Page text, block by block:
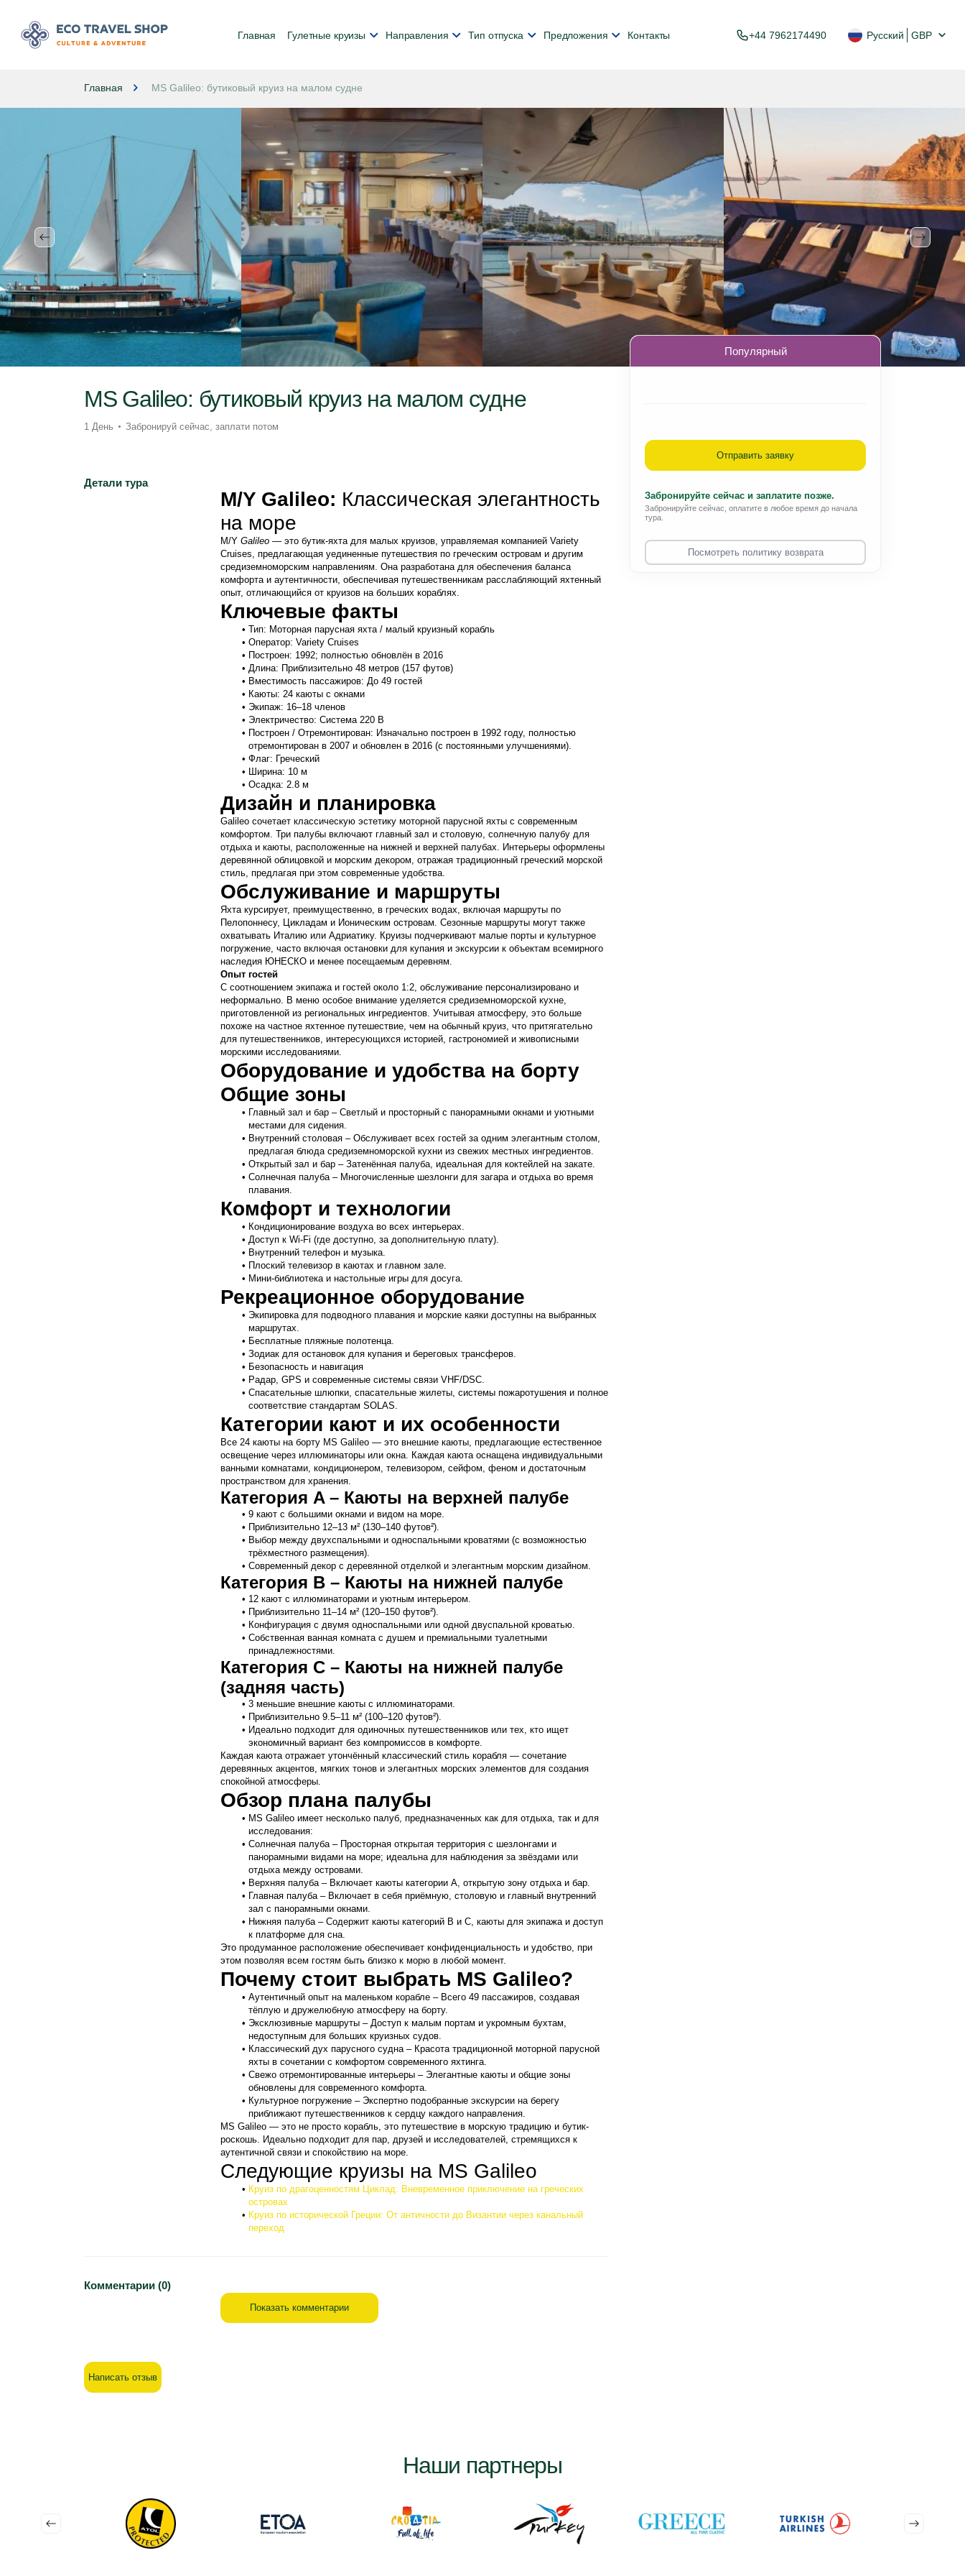
Главная Гулетные круизы Направления Тип отпуска Предложения Контакты +44 7962174490 Русский GBP
Главная MS Galileo: бутиковый круиз на малом судне
MS Galileo: бутиковый круиз на малом судне
1 День Забронируй сейчас, заплати потом
Детали тура
M/Y Galileo: Классическая элегантность
на море
M/Y Galileo — это бутик-яхта для малых круизов, управляемая компанией Variety
Cruises, предлагающая уединенные путешествия по греческим островам и другим
средиземноморским направлениям. Она разработана для обеспечения баланса
комфорта и аутентичности, обеспечивая путешественникам расслабляющий яхтенный
опыт, отличающийся от круизов на больших кораблях.
Ключевые факты
Тип: Моторная парусная яхта / малый круизный корабль
Оператор: Variety Cruises
Построен: 1992; полностью обновлён в 2016
Длина: Приблизительно 48 метров (157 футов)
Вместимость пассажиров: До 49 гостей
Каюты: 24 каюты с окнами
Экипаж: 16–18 членов
Электричество: Система 220 В
Построен / Отремонтирован: Изначально построен в 1992 году, полностью
отремонтирован в 2007 и обновлен в 2016 (с постоянными улучшениями).
Флаг: Греческий
Ширина: 10 м
Осадка: 2.8 м
Дизайн и планировка
Galileo сочетает классическую эстетику моторной парусной яхты с современным
комфортом. Три палубы включают главный зал и столовую, солнечную палубу для
отдыха и каюты, расположенные на нижней и верхней палубах. Интерьеры оформлены
деревянной облицовкой и морским декором, отражая традиционный греческий морской
стиль, предлагая при этом современные удобства.
Обслуживание и маршруты
Яхта курсирует, преимущественно, в греческих водах, включая маршруты по
Пелопоннесу, Цикладам и Ионическим островам. Сезонные маршруты могут также
охватывать Италию или Адриатику. Круизы подчеркивают малые порты и культурное
погружение, часто включая остановки для купания и экскурсии к объектам всемирного
наследия ЮНЕСКО и менее посещаемым деревням.
Опыт гостей
С соотношением экипажа и гостей около 1:2, обслуживание персонализировано и
неформально. В меню особое внимание уделяется средиземноморской кухне,
приготовленной из региональных ингредиентов. Учитывая атмосферу, это больше
похоже на частное яхтенное путешествие, чем на обычный круиз, что притягательно
для путешественников, интересующихся историей, гастрономией и живописными
морскими исследованиями.
Оборудование и удобства на борту
Общие зоны
Главный зал и бар – Светлый и просторный с панорамными окнами и уютными
местами для сидения.
Внутренний столовая – Обслуживает всех гостей за одним элегантным столом,
предлагая блюда средиземноморской кухни из свежих местных ингредиентов.
Открытый зал и бар – Затенённая палуба, идеальная для коктейлей на закате.
Солнечная палуба – Многочисленные шезлонги для загара и отдыха во время
плавания.
Комфорт и технологии
Кондиционирование воздуха во всех интерьерах.
Доступ к Wi-Fi (где доступно, за дополнительную плату).
Внутренний телефон и музыка.
Плоский телевизор в каютах и главном зале.
Мини-библиотека и настольные игры для досуга.
Рекреационное оборудование
Экипировка для подводного плавания и морские каяки доступны на выбранных
маршрутах.
Бесплатные пляжные полотенца.
Зодиак для остановок для купания и береговых трансферов.
Безопасность и навигация
Радар, GPS и современные системы связи VHF/DSC.
Спасательные шлюпки, спасательные жилеты, системы пожаротушения и полное
соответствие стандартам SOLAS.
Категории кают и их особенности
Все 24 каюты на борту MS Galileo — это внешние каюты, предлагающие естественное
освещение через иллюминаторы или окна. Каждая каюта оснащена индивидуальными
ванными комнатами, кондиционером, телевизором, сейфом, феном и достаточным
пространством для хранения.
Категория A – Каюты на верхней палубе
9 кают с большими окнами и видом на море.
Приблизительно 12–13 м² (130–140 футов²).
Выбор между двухспальными и односпальными кроватями (с возможностью
трёхместного размещения).
Современный декор с деревянной отделкой и элегантным морским дизайном.
Категория B – Каюты на нижней палубе
12 кают с иллюминаторами и уютным интерьером.
Приблизительно 11–14 м² (120–150 футов²).
Конфигурация с двумя односпальными или одной двуспальной кроватью.
Собственная ванная комната с душем и премиальными туалетными
принадлежностями.
Категория C – Каюты на нижней палубе
(задняя часть)
3 меньшие внешние каюты с иллюминаторами.
Приблизительно 9.5–11 м² (100–120 футов²).
Идеально подходит для одиночных путешественников или тех, кто ищет
экономичный вариант без компромиссов в комфорте.
Каждая каюта отражает утончённый классический стиль корабля — сочетание
деревянных акцентов, мягких тонов и элегантных морских элементов для создания
спокойной атмосферы.
Обзор плана палубы
MS Galileo имеет несколько палуб, предназначенных как для отдыха, так и для
исследования:
Солнечная палуба – Просторная открытая территория с шезлонгами и
панорамными видами на море; идеальна для наблюдения за звёздами или
отдыха между островами.
Верхняя палуба – Включает каюты категории A, открытую зону отдыха и бар.
Главная палуба – Включает в себя приёмную, столовую и главный внутренний
зал с панорамными окнами.
Нижняя палуба – Содержит каюты категорий B и C, каюты для экипажа и доступ
к платформе для сна.
Это продуманное расположение обеспечивает конфиденциальность и удобство, при
этом позволяя всем гостям быть близко к морю в любой момент.
Почему стоит выбрать MS Galileo?
Аутентичный опыт на маленьком корабле – Всего 49 пассажиров, создавая
тёплую и дружелюбную атмосферу на борту.
Эксклюзивные маршруты – Доступ к малым портам и укромным бухтам,
недоступным для больших круизных судов.
Классический дух парусного судна – Красота традиционной моторной парусной
яхты в сочетании с комфортом современного яхтинга.
Свежо отремонтированные интерьеры – Элегантные каюты и общие зоны
обновлены для современного комфорта.
Культурное погружение – Экспертно подобранные экскурсии на берегу
приближают путешественников к сердцу каждого направления.
MS Galileo — это не просто корабль, это путешествие в морскую традицию и бутик-
роскошь. Идеально подходит для пар, друзей и исследователей, стремящихся к
аутентичной связи и спокойствию на море.
Следующие круизы на MS Galileo
Круиз по драгоценностям Циклад: Вневременное приключение на греческих
островах
Круиз по исторической Греции: От античности до Византии через канальный
переход
Комментарии (0)
Показать комментарии
Написать отзыв
Популярный
Отправить заявку
Забронируйте сейчас и заплатите позже.
Забронируйте сейчас, оплатите в любое время до начала
тура.
Посмотреть политику возврата
Наши партнеры